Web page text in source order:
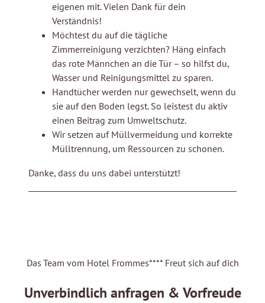
eigenen mit. Vielen Dank für dein
Verständnis!
Möchtest du auf die tägliche
Zimmerreinigung verzichten? Häng einfach
das rote Männchen an die Tür – so hilfst du,
Wasser und Reinigungsmittel zu sparen.
Handtücher werden nur gewechselt, wenn du
sie auf den Boden legst. So leistest du aktiv
einen Beitrag zum Umweltschutz.
Wir setzen auf Müllvermeidung und korrekte
Mülltrennung, um Ressourcen zu schonen.
Danke, dass du uns dabei unterstützt!
Das Team vom Hotel Frommes**** Freut sich auf dich
Unverbindlich anfragen & Vorfreude